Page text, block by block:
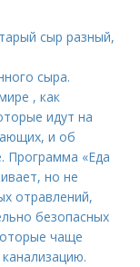
сыр разный,
сыра.
, как
идут на
и об
Программа «Еда
но не
отравлений,
безопасных
чаще